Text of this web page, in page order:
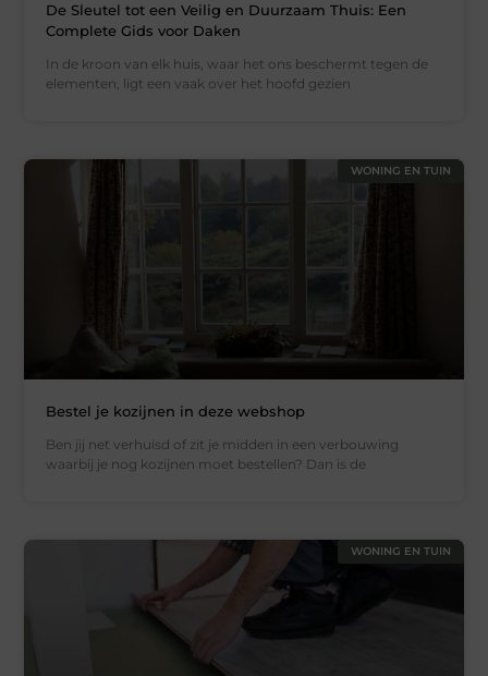
De Sleutel tot een Veilig en Duurzaam Thuis: Een
Complete Gids voor Daken
In de kroon van elk huis, waar het ons beschermt tegen de
elementen, ligt een vaak over het hoofd gezien
WONING EN TUIN
Bestel je kozijnen in deze webshop
Ben jij net verhuisd of zit je midden in een verbouwing
waarbij je nog kozijnen moet bestellen? Dan is de
WONING EN TUIN